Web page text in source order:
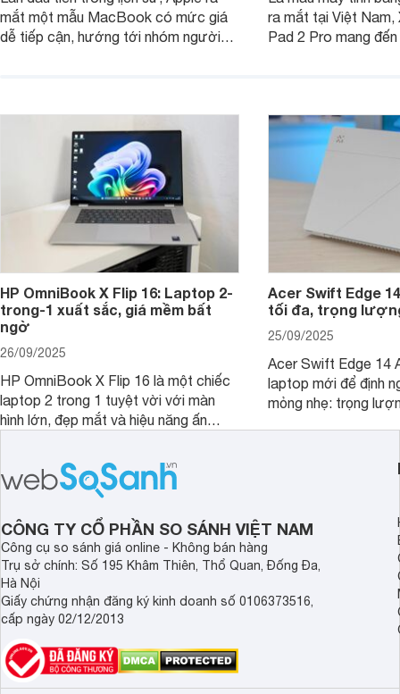
mắt một mẫu MacBook có mức giá
dễ tiếp cận, hướng tới nhóm người
hút sự quan tâm lớn từ thị trường.
ra mắt tại Việt Nam,
Pad 2 Pro mang
HP OmniBook X Flip 16: Laptop 2-
trong-1 xuất sắc, giá mềm bất
ngờ
26/09/2025
HP OmniBook X Flip 16 là một chiếc
laptop 2 trong 1 tuyệt vời với màn
hình lớn, đẹp mắt và hiệu năng ấn
mức giá vô cùng hấp dẫn, biến nó trở
thành một lựa chọn “đáng đồng tiền
bát gạo” trên thị trường.
Acer Swift Edge
tối đa, trọng
25/09/2025
Acer Swift Edge 14
laptop mới để định
mỏng nhẹ: trọng
năng AI hàng đầu,
CÔNG TY CỔ PHẦN SO SÁNH VIỆT NAM
Công cụ so sánh giá online - Không bán hàng
Trụ sở chính: Số 195 Khâm Thiên, Thổ Quan, Đống Đa,
Hà Nội
Giấy chứng nhận đăng ký kinh doanh số 0106373516,
cấp ngày 02/12/2013